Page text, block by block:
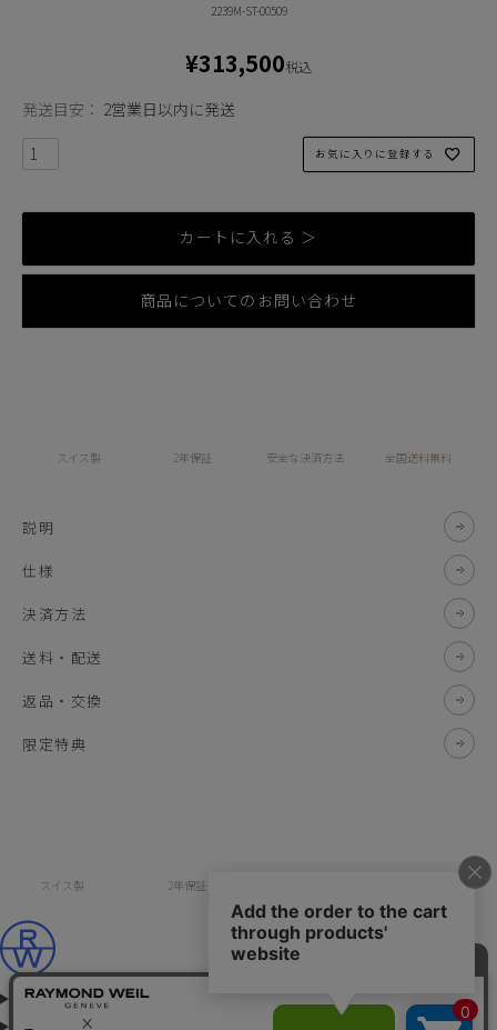
2239M-ST-00509
¥313,500税込
発送目安： 2営業日以内に発送
お気に入りに登録する
カートに入れる ＞
商品についてのお問い合わせ
スイス製 2年保証 安全な決済方法 全国送料無料
説明
仕様
決済方法
送料・配送
返品・交換
限定特典
スイス製 2年保証 安全な決済方法
コレクション
メゾンについて